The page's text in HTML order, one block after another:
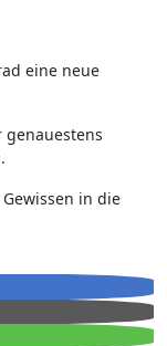
eine neue
genauestens
in die